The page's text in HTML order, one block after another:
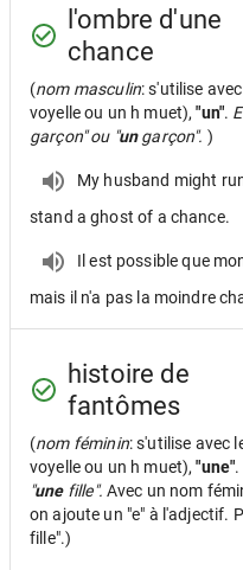
l'ombre d'une
chance
(nom masculin: s'utilise
voyelle ou un h muet),"un".
garçon" ou "ungarçon". )
My husband might
stand a ghost of a chance.
Il est possible que
mais il n'a pas la moindre
histoire de
fantômes
(nom féminin: s'utilise avec
voyelle ou un h muet),"une".
"unefille". Avec un nom
on ajoute un "e" à l'adjectif.
fille".)